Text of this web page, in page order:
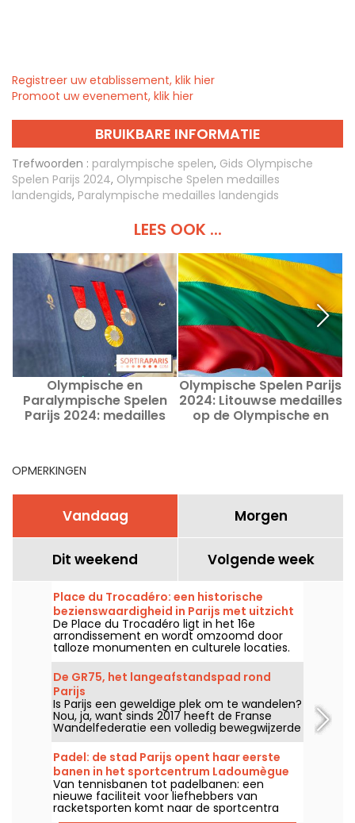
Registreer uw etablissement, klik hier
Promoot uw evenement, klik hier
BRUIKBARE INFORMATIE
Trefwoorden : paralympische spelen, Gids Olympische
Spelen Parijs 2024, Olympische Spelen medailles
landengids, Paralympische medailles landengids
LEES OOK ...
Olympische en
Paralympische Spelen
Parijs 2024: medailles
Olympische Spelen Parijs
2024: Litouwse medailles
op de Olympische en
OPMERKINGEN
Vandaag Morgen
Dit weekend Volgende week
Place du Trocadéro: een historische
bezienswaardigheid in Parijs met uitzicht
op de Eiffeltoren
De Place du Trocadéro ligt in het 16e
arrondissement en wordt omzoomd door
talloze monumenten en culturele locaties.
Het trekt zowel toeristen als Parijzenaars aan
dankzij het onovertroffen uitzicht op de
Eiffeltoren.
De GR75, het langeafstandspad rond
Parijs
Is Parijs een geweldige plek om te wandelen?
Nou, ja, want sinds 2017 heeft de Franse
Wandelfederatie een volledig bewegwijzerde
route rond Parijs opengesteld voor alle
wandelliefhebbers.
Padel: de stad Parijs opent haar eerste
banen in het sportcentrum Ladoumègue
(19e arrondissement)
Van tennisbanen tot padelbanen: een
nieuwe faciliteit voor liefhebbers van
racketsporten komt naar de sportcentra
van Parijs en gaat binnenkort open.